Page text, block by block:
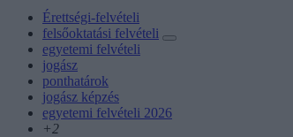
Érettségi-felvételi
felsőoktatási felvételi
egyetemi felvételi
jogász
ponthatárok
jogász képzés
egyetemi felvételi 2026
+2